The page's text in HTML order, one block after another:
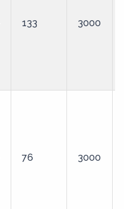
133 3000
76 3000